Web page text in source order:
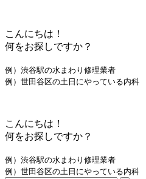
こんにちは！
何をお探しですか？
例）渋谷駅の水まわり修理業者
例）世田谷区の土日にやっている内科
こんにちは！
何をお探しですか？
例）渋谷駅の水まわり修理業者
例）世田谷区の土日にやっている内科